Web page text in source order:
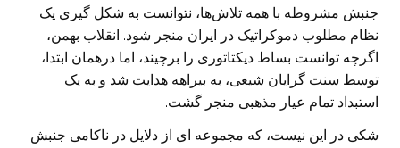
جنبش مشروطه با همه تلاش‌ها، نتوانست به شکل گیری یک
نظام مطلوب دموکراتیک در ایران منجر شود. انقلاب بهمن،
اگرچه توانست بساط دیکتاتوری را برچیند، اما درهمان ابتدا،
توسط سنت گرایان شیعی، به بیراهه هدایت شد و به یک
استبداد تمام عیار مذهبی منجر گشت.
شکی در این نیست، که مجموعه ای از دلایل در ناکامی جنبش